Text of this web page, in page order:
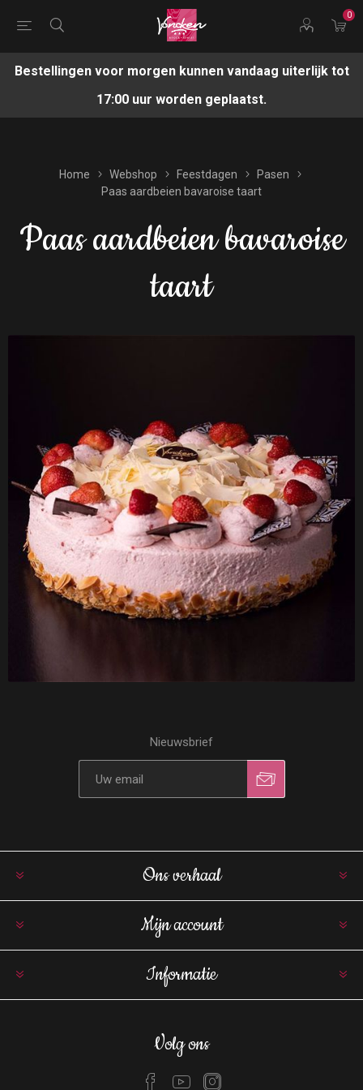
0
Bestellingen voor morgen kunnen vandaag uiterlijk tot
17:00 uur worden geplaatst.
Home Webshop Feestdagen
Pasen
Paas aardbeien bavaroise taart
Paas aardbeien bavaroise
taart
Nieuwsbrief
Ons verhaal
Mijn account
Informatie
Volg ons